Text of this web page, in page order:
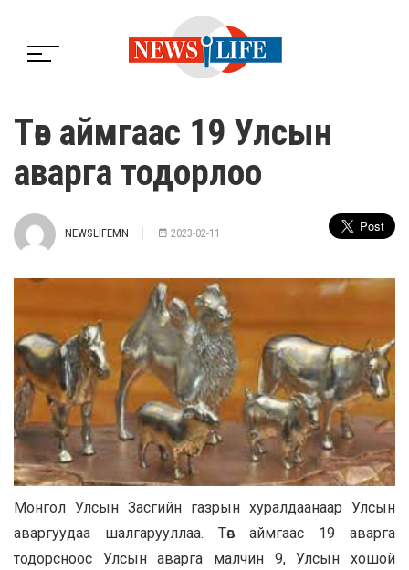
Төв аймгаас 19 Улсын
аварга тодорлоо
NEWSLIFEMN 2023-02-11
Монгол Улсын Засгийн газрын хуралдаанаар Улсын
аваргуудаа шалгарууллаа. Төв аймгаас 19 аварга
тодорсноос Улсын аварга малчин 9, Улсын хошой